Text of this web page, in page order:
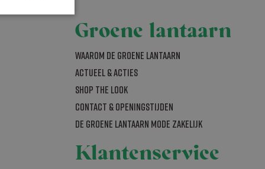
Groene lantaarn
Waarom De Groene Lantaarn
Actueel & acties
SHOP THE LOOK
Contact & openingstijden
De Groene Lantaarn mode zakelijk
Klantenservice
De
De cookie-